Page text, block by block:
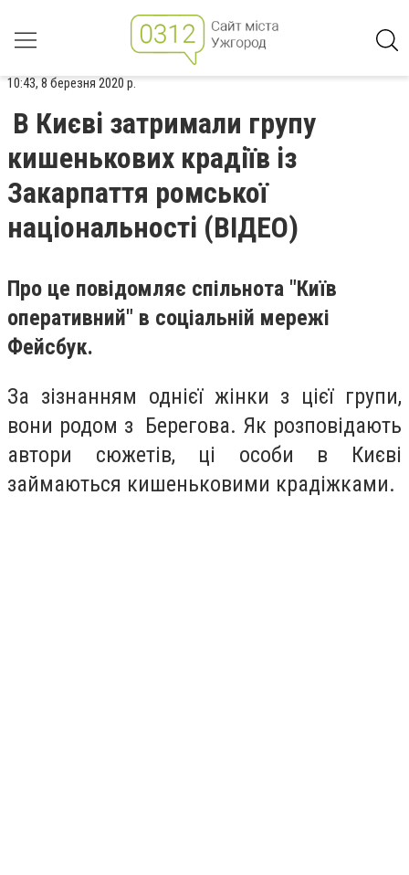
10:43, 8 березня 2020 р.
В Києві затримали групу
кишенькових крадіїв із
Закарпаття ромської
національності (ВІДЕО)
Про це повідомляє спільнота "Київ
оперативний" в соціальній мережі
Фейсбук.
За зізнанням однієї жінки з цієї групи,
вони родом з Берегова. Як розповідають
автори сюжетів, ці особи в Києві
займаються кишеньковими крадіжками.